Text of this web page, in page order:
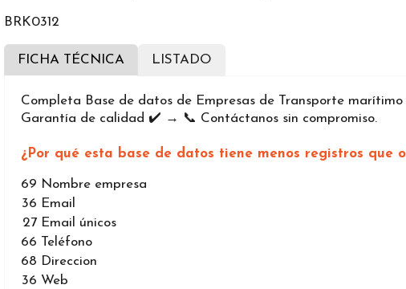
BRK0312
FICHA TÉCNICA LISTADO
Completa Base de datos de Empresas de Transporte marítimo
Garantía de calidad ✔️ → 📞 Contáctanos sin compromiso.
¿Por qué esta base de datos tiene menos registros que
69 Nombre empresa
36 Email
27 Email únicos
66 Teléfono
68 Direccion
36 Web